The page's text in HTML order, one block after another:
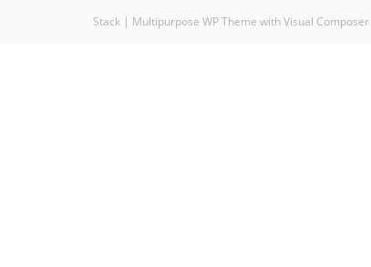
Stack | Multipurpose WP Theme with Visual